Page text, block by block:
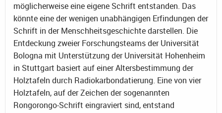
möglicherweise eine eigene Schrift entstanden. Das
könnte eine der wenigen unabhängigen Erfindungen der
Schrift in der Menschheitsgeschichte darstellen. Die
Entdeckung zweier Forschungsteams der Universität
Bologna mit Unterstützung der Universität Hohenheim
in Stuttgart basiert auf einer Altersbestimmung der
Holztafeln durch Radiokarbondatierung. Eine von vier
Holztafeln, auf der Zeichen der sogenannten
Rongorongo-Schrift eingraviert sind, entstand